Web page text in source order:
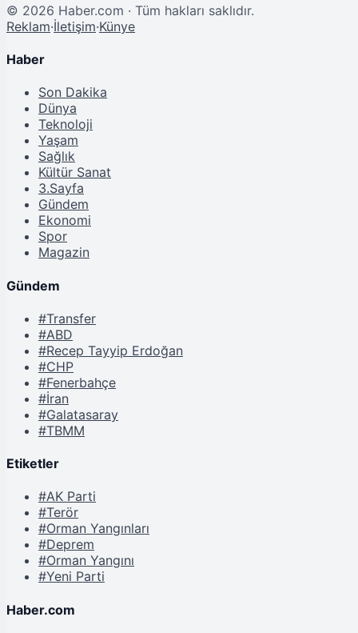
© 2026 Haber.com · Tüm hakları saklıdır.
Reklam·İletişim·Künye
Haber
Son Dakika
Dünya
Teknoloji
Yaşam
Sağlık
Kültür Sanat
3.Sayfa
Gündem
Ekonomi
Spor
Magazin
Gündem
#Transfer
#ABD
#Recep Tayyip Erdoğan
#CHP
#Fenerbahçe
#İran
#Galatasaray
#TBMM
Etiketler
#AK Parti
#Terör
#Orman Yangınları
#Deprem
#Orman Yangını
#Yeni Parti
Haber.com